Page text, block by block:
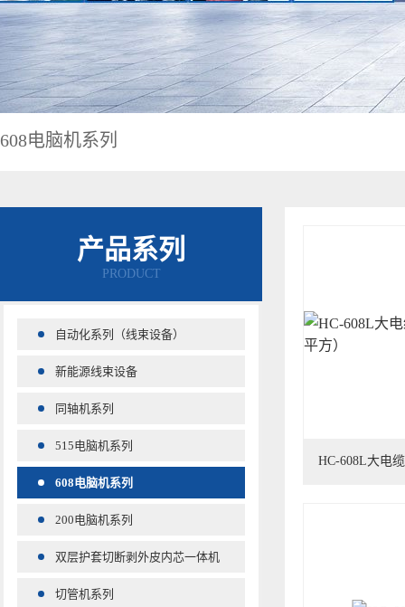
608电脑机系列
产品系列
PRODUCT
自动化系列（线束设备）
新能源线束设备
同轴机系列
515电脑机系列
608电脑机系列
200电脑机系列
双层护套切断剥外皮内芯一体机
切管机系列
HC-608L大电